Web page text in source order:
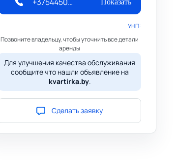
Показать
УНП:
Позвоните владельцу, чтобы уточнить все детали
аренды
Для улучшения качества обслуживания
сообщите что нашли объявление на
kvartirka.by.
Сделать заявку